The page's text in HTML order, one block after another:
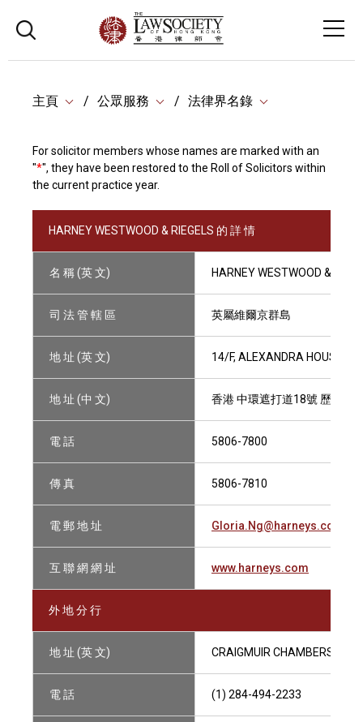
主頁 公眾服務 法律界名錄
For solicitor members whose names are marked with an
"*", they have been restored to the Roll of Solicitors within
the current practice year.
HARNEY WESTWOOD & RIEGELS 的 詳 情
名 稱 (英 文) HARNEY WESTWOOD &
司 法 管 轄 區 英屬維爾京群島
地 址 (英 文) 14/F, ALEXANDRA HOUSE,
地 址 (中 文) 香港 中環遮打道18號 歷山大
電 話 5806-7800
傳 真 5806-7810
電 郵 地 址 Gloria.Ng@harneys.com
互 聯 網 網 址 www.harneys.com
外 地 分 行
地 址 (英 文) CRAIGMUIR CHAMBERS, PO
電 話 (1) 284-494-2233